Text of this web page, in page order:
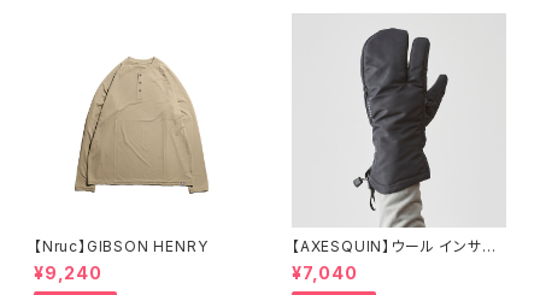
【Nruc】GIBSON HENRY
¥9,240
【AXESQUIN】ウール インサレ
ーション トリガー ミトン
¥7,040